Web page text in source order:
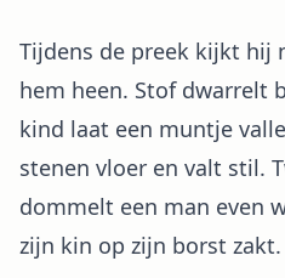
Tijdens de preek kijkt hij
hem heen. Stof dwarrelt
kind laat een muntje
stenen vloer en valt stil.
dommelt een man even
zijn kin op zijn borst zakt.